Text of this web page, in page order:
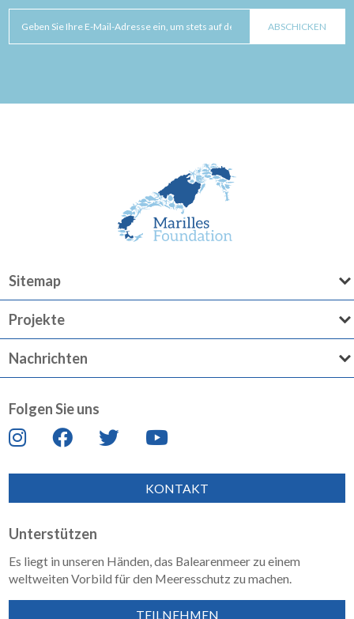
Sitemap
Projekte
Nachrichten
Folgen Sie uns
KONTAKT
Unterstützen
Es liegt in unseren Händen, das Balearenmeer zu einem
weltweiten Vorbild für den Meeresschutz zu machen.
TEILNEHMEN